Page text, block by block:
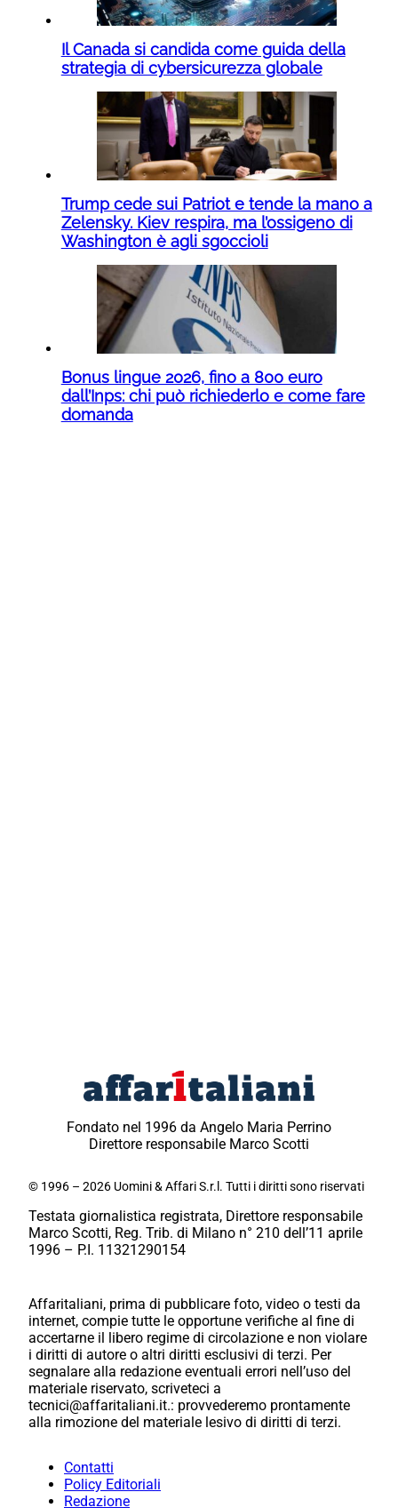
Il Canada si candida come guida della
strategia di cybersicurezza globale
Trump cede sui Patriot e tende la mano a
Zelensky. Kiev respira, ma l’ossigeno di
Washington è agli sgoccioli
Bonus lingue 2026, fino a 800 euro
dall’Inps: chi può richiederlo e come fare
domanda
Fondato nel 1996 da Angelo Maria Perrino
Direttore responsabile Marco Scotti
© 1996 – 2026 Uomini & Affari S.r.l. Tutti i diritti sono riservati
Testata giornalistica registrata, Direttore responsabile
Marco Scotti, Reg. Trib. di Milano n° 210 dell’11 aprile
1996 – P.I. 11321290154
Affaritaliani, prima di pubblicare foto, video o testi da
internet, compie tutte le opportune verifiche al fine di
accertarne il libero regime di circolazione e non violare
i diritti di autore o altri diritti esclusivi di terzi. Per
segnalare alla redazione eventuali errori nell’uso del
materiale riservato, scriveteci a
tecnici@affaritaliani.it.: provvederemo prontamente
alla rimozione del materiale lesivo di diritti di terzi.
Contatti
Policy Editoriali
Redazione